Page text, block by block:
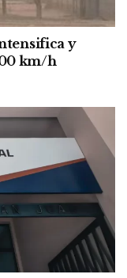
y
km/h